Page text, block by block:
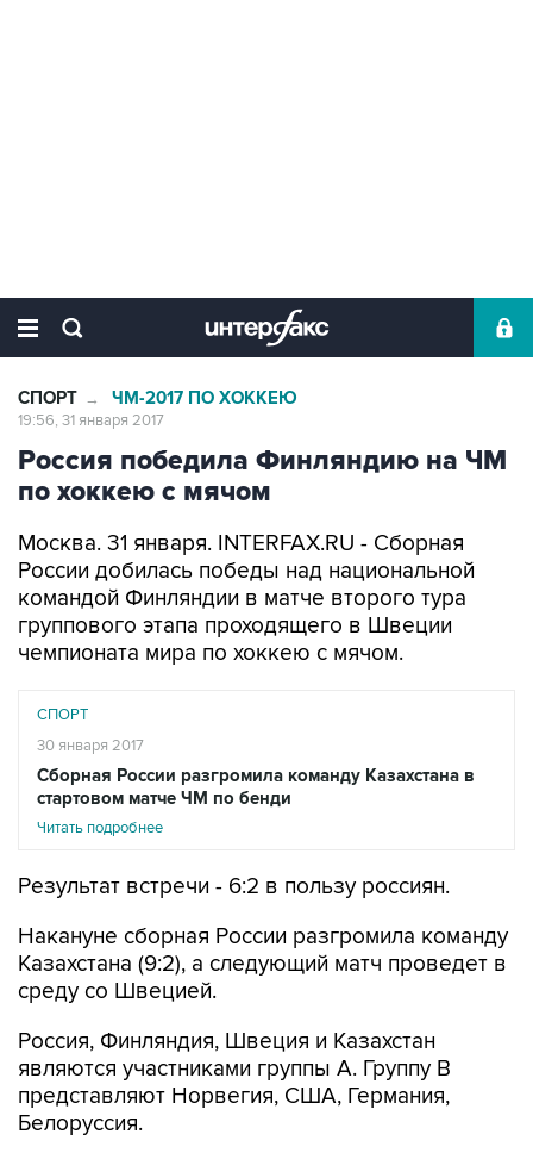
СПОРТ → ЧМ-2017 ПО ХОККЕЮ
19:56, 31 января 2017
Россия победила Финляндию на ЧМ
по хоккею с мячом
Москва. 31 января. INTERFAX.RU - Сборная
России добилась победы над национальной
командой Финляндии в матче второго тура
группового этапа проходящего в Швеции
чемпионата мира по хоккею с мячом.
СПОРТ
30 января 2017
Сборная России разгромила команду Казахстана в
стартовом матче ЧМ по бенди
Читать подробнее
Результат встречи - 6:2 в пользу россиян.
Накануне сборная России разгромила команду
Казахстана (9:2), а следующий матч проведет в
среду со Швецией.
Россия, Финляндия, Швеция и Казахстан
являются участниками группы А. Группу В
представляют Норвегия, США, Германия,
Белоруссия.